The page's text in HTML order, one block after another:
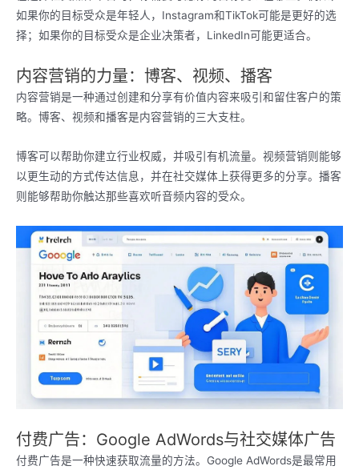
如果你的目标受众是年轻人，Instagram和TikTok可能是更好的选
择；如果你的目标受众是企业决策者，LinkedIn可能更适合。
内容营销的力量：博客、视频、播客
内容营销是一种通过创建和分享有价值内容来吸引和留住客户的策
略。博客、视频和播客是内容营销的三大支柱。
博客可以帮助你建立行业权威，并吸引有机流量。视频营销则能够
以更生动的方式传达信息，并在社交媒体上获得更多的分享。播客
则能够帮助你触达那些喜欢听音频内容的受众。
付费广告：Google AdWords与社交媒体广告
付费广告是一种快速获取流量的方法。Google AdWords是最常用